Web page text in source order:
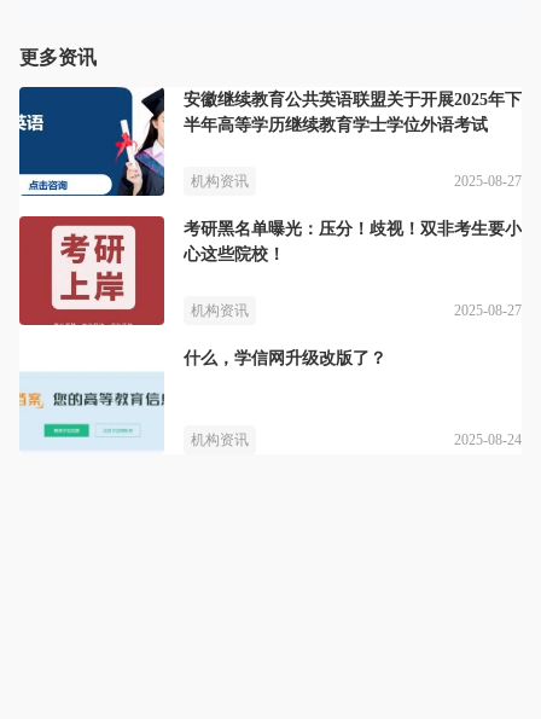
更多资讯
安徽继续教育公共英语联盟关于开展2025年下
半年高等学历继续教育学士学位外语考试
机构资讯 2025-08-27
考研黑名单曝光：压分！歧视！双非考生要小
心这些院校！
机构资讯 2025-08-27
什么，学信网升级改版了？
机构资讯 2025-08-24